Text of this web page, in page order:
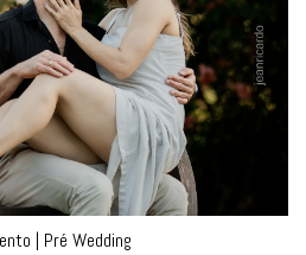
| Pré Wedding